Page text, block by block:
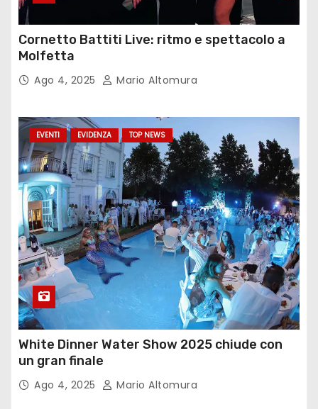
Cornetto Battiti Live: ritmo e spettacolo a
Molfetta
Ago 4, 2025 Mario Altomura
EVENTI EVIDENZA TOP NEWS
White Dinner Water Show 2025 chiude con
un gran finale
Ago 4, 2025 Mario Altomura